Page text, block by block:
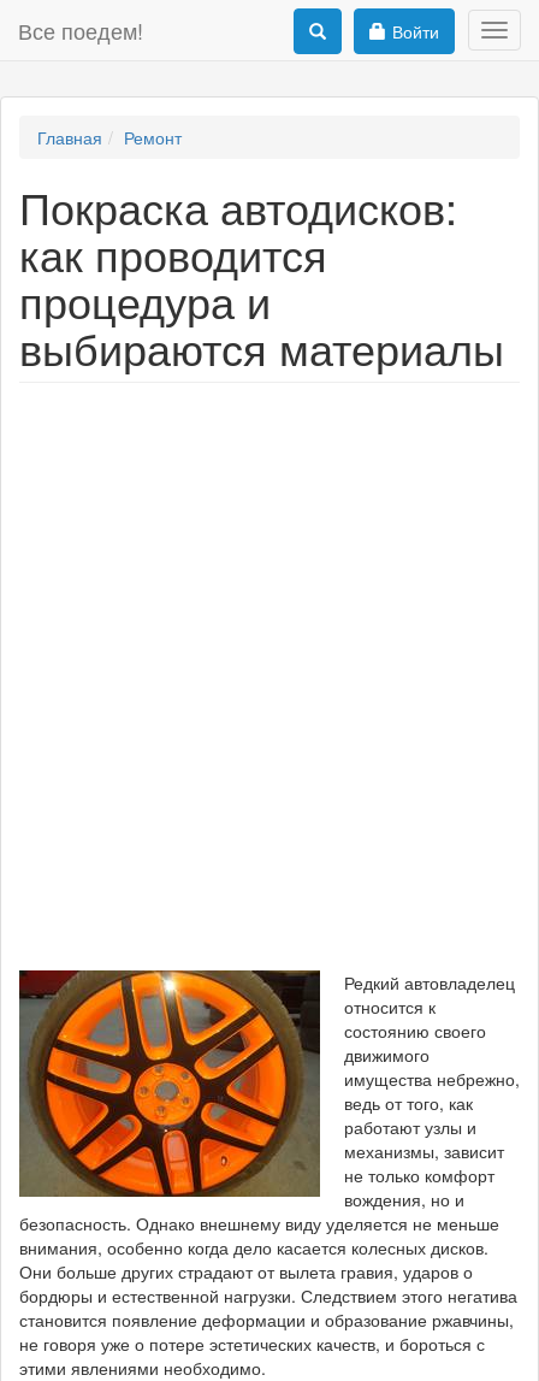
Все поедем! Войти
Главная Ремонт
Покраска автодисков:
как проводится
процедура и
выбираются материалы
Редкий автовладелец
относится к
состоянию своего
движимого
имущества небрежно,
ведь от того, как
работают узлы и
механизмы, зависит
не только комфорт
вождения, но и
безопасность. Однако внешнему виду уделяется не меньше
внимания, особенно когда дело касается колесных дисков.
Они больше других страдают от вылета гравия, ударов о
бордюры и естественной нагрузки. Следствием этого негатива
становится появление деформации и образование ржавчины,
не говоря уже о потере эстетических качеств, и бороться с
этими явлениями необходимо.